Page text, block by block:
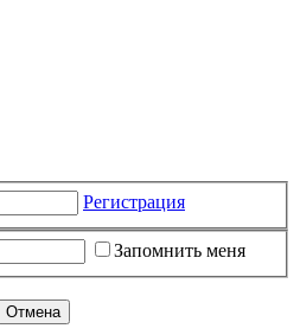
Регистрация
Запомнить меня
Отмена